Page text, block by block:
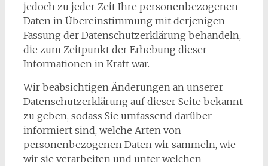
jedoch zu jeder Zeit Ihre personenbezogenen
Daten in Übereinstimmung mit derjenigen
Fassung der Datenschutzerklärung behandeln,
die zum Zeitpunkt der Erhebung dieser
Informationen in Kraft war.
Wir beabsichtigen Änderungen an unserer
Datenschutzerklärung auf dieser Seite bekannt
zu geben, sodass Sie umfassend darüber
informiert sind, welche Arten von
personenbezogenen Daten wir sammeln, wie
wir sie verarbeiten und unter welchen